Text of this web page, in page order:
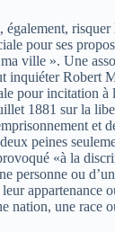
pour ses
ville ». Une
inquiéter Robert
pour incitation à
1881 sur la
et
peines
«à la
personne ou
appartenance
nation, une race